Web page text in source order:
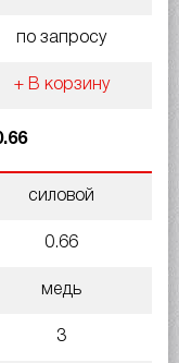
по запросу
+ В корзину
силовой
0.66
медь
3